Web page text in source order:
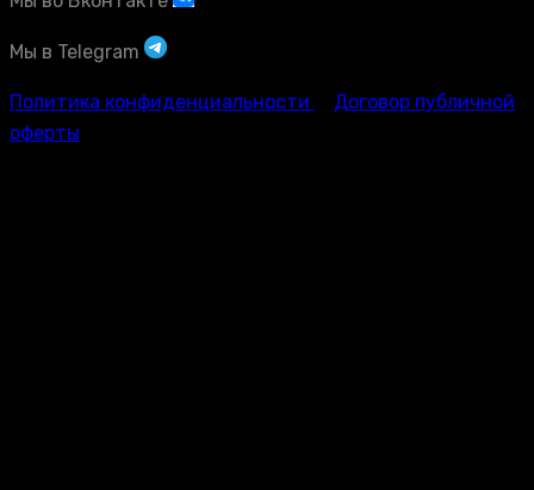
Мы в Telegram
Политика конфиденциальности
Договор публичной
оферты